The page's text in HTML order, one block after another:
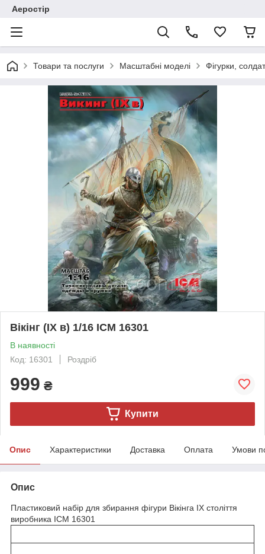
Аеростір
Товари та послуги Масштабні моделі Фігурки,
Вікінг (IX в) 1/16 ICM 16301
В наявності
Код: 16301
Роздріб
999 ₴
Купити
Опис Характеристики Доставка Оплата Умови
Опис
Пластиковий набір для збирання фігури Вікінга IX століття
виробника ICM 16301